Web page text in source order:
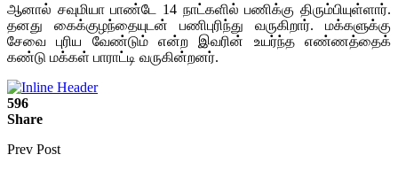
ஆனால் சவுமியா பாண்டே 14 நாட்களில் பணிக்கு திரும்பியுள்ளார்.
தனது கைக்குழந்தையுடன் பணிபுரிந்து வருகிறார். மக்களுக்கு
சேவை புரிய வேண்டும் என்ற இவரின் உயர்ந்த எண்ணத்தைக்
கண்டு மக்கள் பாராட்டி வருகின்றனர்.
596
Share
Prev Post